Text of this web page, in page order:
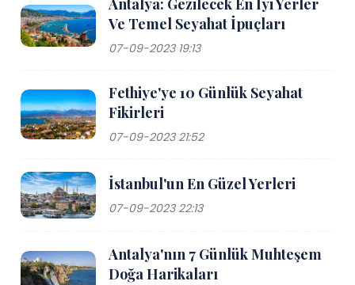
Antalya: Gezilecek En İyi Yerler
Ve Temel Seyahat İpuçları
07-09-2023 19:13
Fethiye'ye 10 Günlük Seyahat
Fikirleri
07-09-2023 21:52
İstanbul'un En Güzel Yerleri
07-09-2023 22:13
Antalya'nın 7 Günlük Muhteşem
Doğa Harikaları